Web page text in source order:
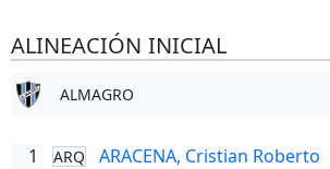
ALINEACIÓN INICIAL
ALMAGRO
1 ARQ
ARACENA, Cristian Roberto